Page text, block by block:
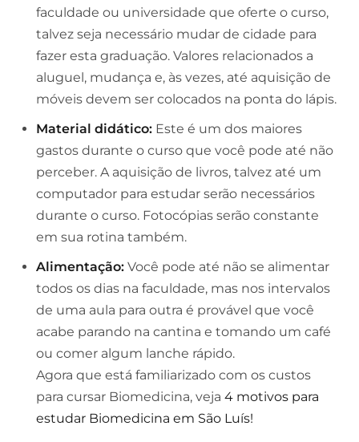
faculdade ou universidade que oferte o curso,
talvez seja necessário mudar de cidade para
fazer esta graduação. Valores relacionados a
aluguel, mudança e, às vezes, até aquisição de
móveis devem ser colocados na ponta do lápis.
Material didático: Este é um dos maiores
gastos durante o curso que você pode até não
perceber. A aquisição de livros, talvez até um
computador para estudar serão necessários
durante o curso. Fotocópias serão constante
em sua rotina também.
Alimentação: Você pode até não se alimentar
todos os dias na faculdade, mas nos intervalos
de uma aula para outra é provável que você
acabe parando na cantina e tomando um café
ou comer algum lanche rápido.
Agora que está familiarizado com os custos
para cursar Biomedicina, veja 4 motivos para
estudar Biomedicina em São Luís!